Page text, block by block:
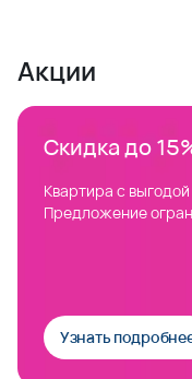
Акции
Скидка до
Квартира с
Предложение
Узнать